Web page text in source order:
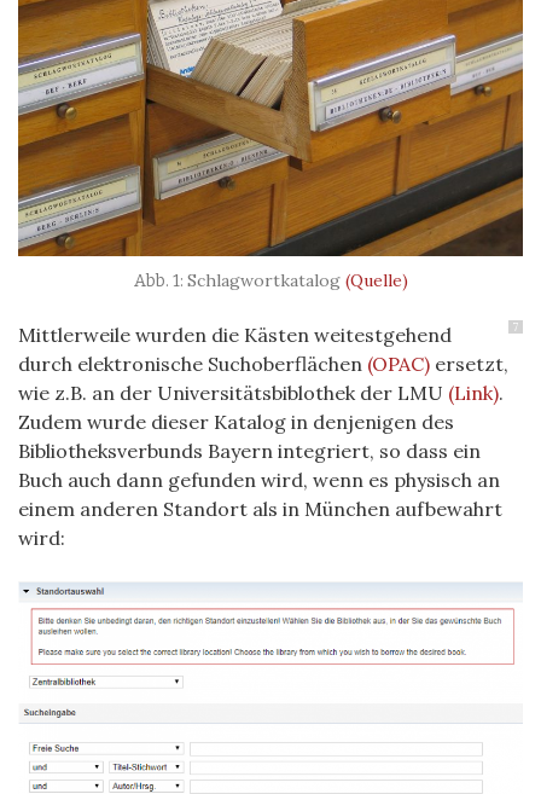
Schlagwortkatalog (Quelle)
7
Mittlerweile wurden die Kästen weitestgehend
durch elektronische Suchoberflächen (OPAC) ersetzt,
wie z.B. an der Universitätsbiblothek der LMU (Link).
Zudem wurde dieser Katalog in denjenigen des
Bibliotheksverbunds Bayern integriert, so dass ein
Buch auch dann gefunden wird, wenn es physisch an
einem anderen Standort als in München aufbewahrt
wird: